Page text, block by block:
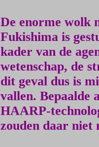
De enorme wolk
Fukishima is
kader van de
wetenschap, de
dit geval dus is
vallen. Bepaalde
HAARP-
zouden daar niet